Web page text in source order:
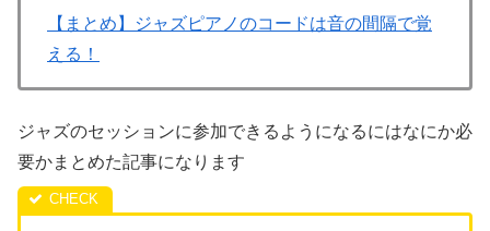
【まとめ】ジャズピアノのコードは音の間隔で覚
える！
ジャズのセッションに参加できるようになるにはなにか必
要かまとめた記事になります